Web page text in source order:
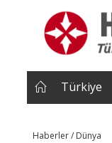
•
Türkiye
Haberler / Dünya